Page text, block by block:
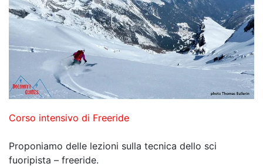
Corso intensivo di Freeride
Proponiamo delle lezioni sulla tecnica dello sci
fuoripista – freeride.